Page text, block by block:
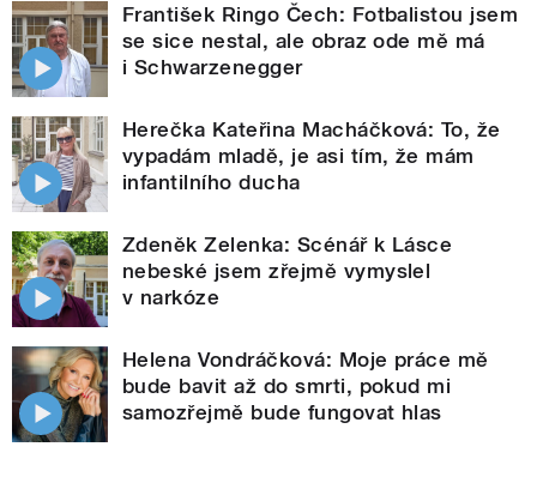
František Ringo Čech: Fotbalistou jsem
se sice nestal, ale obraz ode mě má
i Schwarzenegger
Herečka Kateřina Macháčková: To, že
vypadám mladě, je asi tím, že mám
infantilního ducha
Zdeněk Zelenka: Scénář k Lásce
nebeské jsem zřejmě vymyslel
v narkóze
Helena Vondráčková: Moje práce mě
bude bavit až do smrti, pokud mi
samozřejmě bude fungovat hlas